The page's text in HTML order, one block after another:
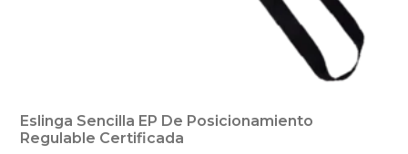
Eslinga Sencilla EP De Posicionamiento
Regulable Certificada